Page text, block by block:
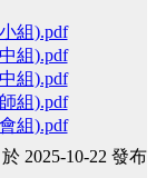
組).pdf
組).pdf
組).pdf
組).pdf
組).pdf
於 2025-10-22 發布